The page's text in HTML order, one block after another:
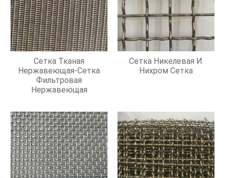
Сетка Тканая
Нержавеющая-Сетка
Фильтровая
Нержавеющая
Сетка Никелевая И
Нихром Сетка